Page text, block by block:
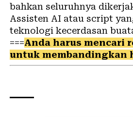
bahkan seluruhnya
Assisten AI atau script
teknologi kecerdasan
===Anda harus mencari
untuk membandingkan